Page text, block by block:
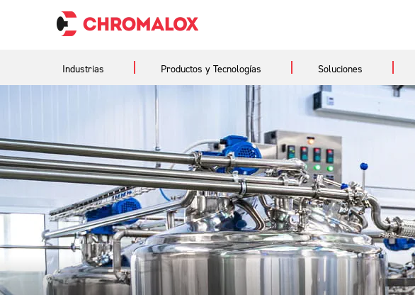
Industrias Productos y Tecnologías Soluciones